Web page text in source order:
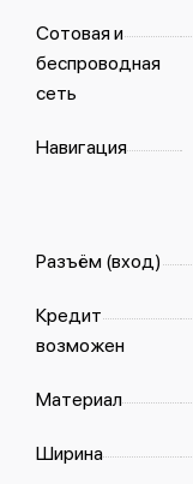
Сотовая и
беспроводная
сеть
Навигация
Разъём (вход)
Кредит
возможен
Материал
Ширина